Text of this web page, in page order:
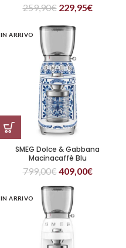
259,90€ 229,95€
IN ARRIVO
SMEG Dolce & Gabbana
Macinacaffè Blu
799,00€409,00€
IN ARRIVO